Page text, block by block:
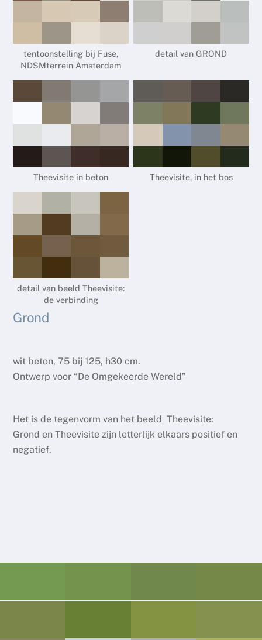
tentoonstelling bij Fuse,
NDSMterrein Amsterdam
detail van GROND
Theevisite in beton Theevisite, in het bos
detail van beeld Theevisite:
de verbinding
Grond
wit beton, 75 bij 125, h30 cm.
Ontwerp voor “De Omgekeerde Wereld”
Het is de tegenvorm van het beeld Theevisite:
Grond en Theevisite zijn letterlijk elkaars positief en
negatief.